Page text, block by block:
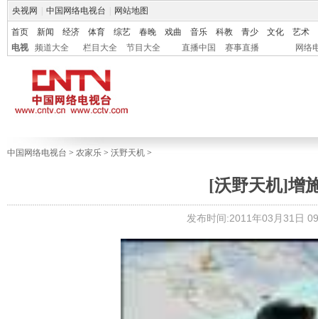
央视网 中国网络电视台 网站地图
首页 新闻 经济 体育 综艺 春晚 戏曲 音乐 科教 青少 文化
艺术
电视
频道大全 栏目大全 节目大全 直播中国 赛事直播 网络
中国网络电视台 > 农家乐 > 沃野天机 >
[沃野天机]增
发布时间:2011年03月31日